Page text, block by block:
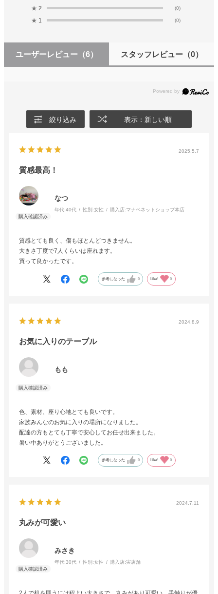
★ 2 (0)
★ 1 (0)
ユーザーレビュー （6） スタッフレビュー（0）
絞り込み 表示：新しい順
2025.5.7
質感最高！
なつ
年代:40代 性別:女性 購入店:マナベネットショップ本店
質感とても良く、傷もほとんどつきません。
大きさ丁度で7人くらいは座れます。
買って良かったです。
参考になった 0 Like! 0
2024.8.9
お気に入りのテーブル
もも
色、素材、座り心地とても良いです。
家族みんなのお気に入りの場所になりました。
配達の方もとても丁寧で安心してお任せ出来ました。
暑い中ありがとうございました。
参考になった 0 Like! 0
2024.7.11
丸みが可愛い
みさき
年代:30代 性別:女性 購入店:実店舗